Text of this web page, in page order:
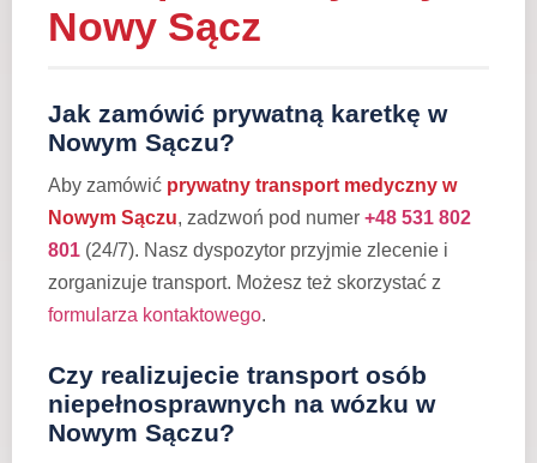
Nowy Sącz
Jak zamówić prywatną karetkę w
Nowym Sączu?
Aby zamówić prywatny transport medyczny w
Nowym Sączu, zadzwoń pod numer +48 531 802
801 (24/7). Nasz dyspozytor przyjmie zlecenie i
zorganizuje transport. Możesz też skorzystać z
formularza kontaktowego.
Czy realizujecie transport osób
niepełnosprawnych na wózku w
Nowym Sączu?